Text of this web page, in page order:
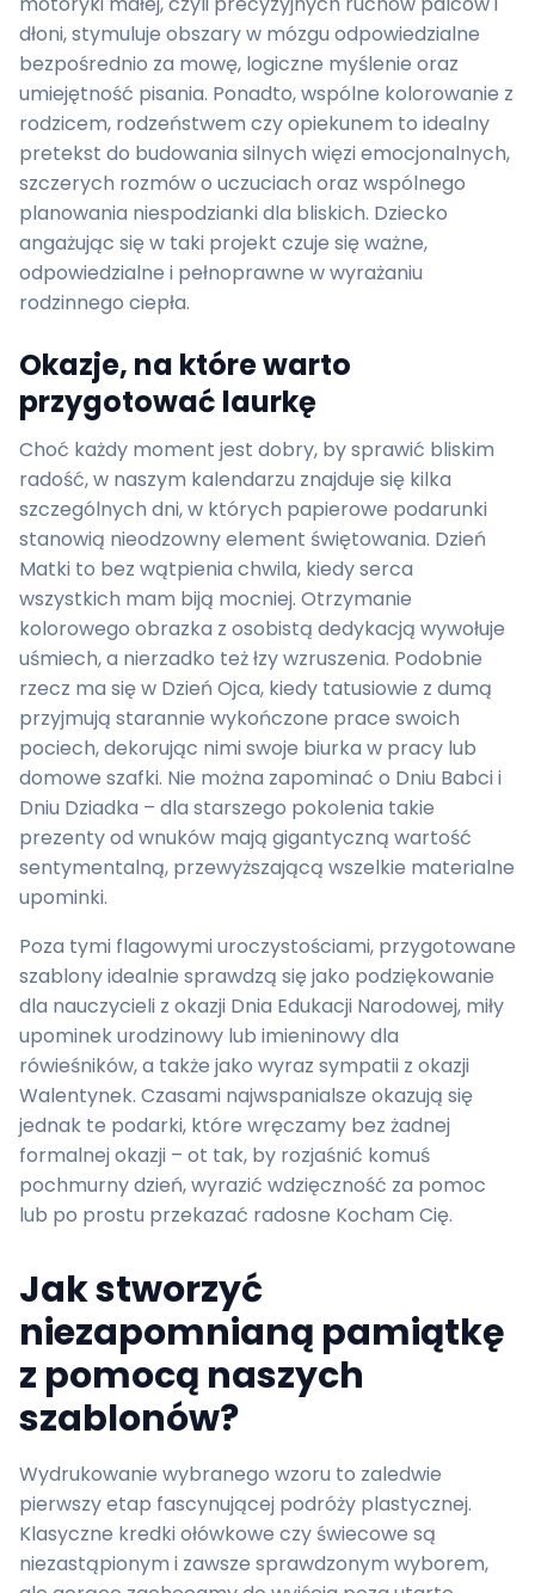
dłoni, stymuluje obszary w mózgu odpowiedzialne
bezpośrednio za mowę, logiczne myślenie oraz
umiejętność pisania. Ponadto, wspólne kolorowanie z
rodzicem, rodzeństwem czy opiekunem to idealny
pretekst do budowania silnych więzi emocjonalnych,
szczerych rozmów o uczuciach oraz wspólnego
planowania niespodzianki dla bliskich. Dziecko
angażując się w taki projekt czuje się ważne,
odpowiedzialne i pełnoprawne w wyrażaniu
rodzinnego ciepła.
Okazje, na które warto
przygotować laurkę
Choć każdy moment jest dobry, by sprawić bliskim
radość, w naszym kalendarzu znajduje się kilka
szczególnych dni, w których papierowe podarunki
stanowią nieodzowny element świętowania. Dzień
Matki to bez wątpienia chwila, kiedy serca
wszystkich mam biją mocniej. Otrzymanie
kolorowego obrazka z osobistą dedykacją wywołuje
uśmiech, a nierzadko też łzy wzruszenia. Podobnie
rzecz ma się w Dzień Ojca, kiedy tatusiowie z dumą
przyjmują starannie wykończone prace swoich
pociech, dekorując nimi swoje biurka w pracy lub
domowe szafki. Nie można zapominać o Dniu Babci i
Dniu Dziadka – dla starszego pokolenia takie
prezenty od wnuków mają gigantyczną wartość
sentymentalną, przewyższającą wszelkie materialne
upominki.
Poza tymi flagowymi uroczystościami, przygotowane
szablony idealnie sprawdzą się jako podziękowanie
dla nauczycieli z okazji Dnia Edukacji Narodowej, miły
upominek urodzinowy lub imieninowy dla
rówieśników, a także jako wyraz sympatii z okazji
Walentynek. Czasami najwspanialsze okazują się
jednak te podarki, które wręczamy bez żadnej
formalnej okazji – ot tak, by rozjaśnić komuś
pochmurny dzień, wyrazić wdzięczność za pomoc
lub po prostu przekazać radosne Kocham Cię.
Jak stworzyć
niezapomnianą pamiątkę
z pomocą naszych
szablonów?
Wydrukowanie wybranego wzoru to zaledwie
pierwszy etap fascynującej podróży plastycznej.
Klasyczne kredki ołówkowe czy świecowe są
niezastąpionym i zawsze sprawdzonym wyborem,